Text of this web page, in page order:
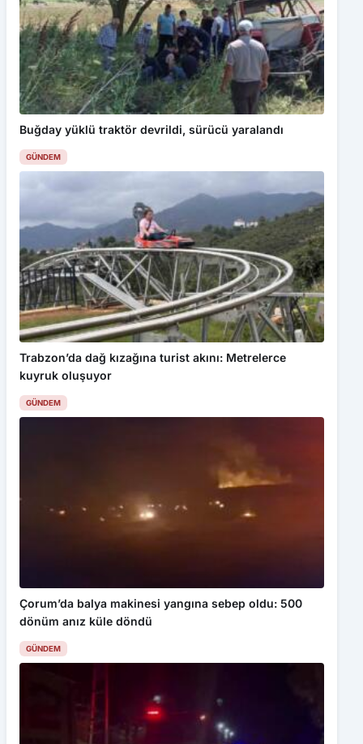
Buğday yüklü traktör devrildi, sürücü yaralandı
GÜNDEM
Trabzon’da dağ kızağına turist akını: Metrelerce
kuyruk oluşuyor
GÜNDEM
Çorum’da balya makinesi yangına sebep oldu: 500
dönüm anız küle döndü
GÜNDEM